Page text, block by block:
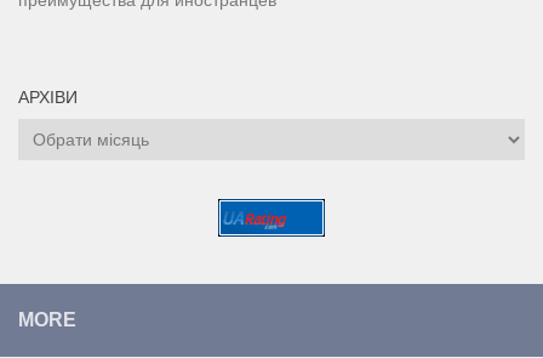
АРХІВИ
Архіви
MORE